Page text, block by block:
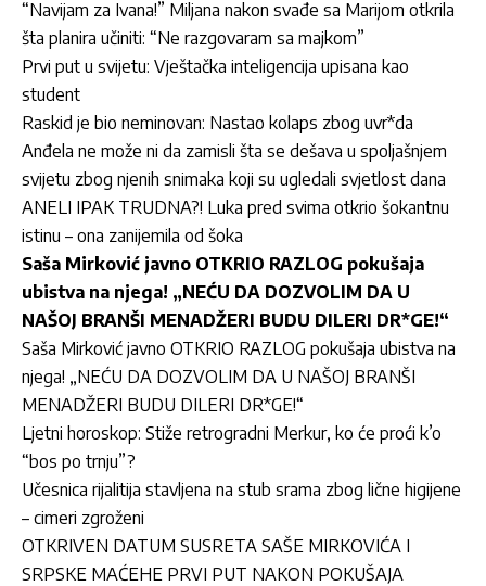
“Navijam za Ivana!” Miljana nakon svađe sa Marijom otkrila
šta planira učiniti: “Ne razgovaram sa majkom”
Prvi put u svijetu: Vještačka inteligencija upisana kao
student
Raskid je bio neminovan: Nastao kolaps zbog uvr*da
Anđela ne može ni da zamisli šta se dešava u spoljašnjem
svijetu zbog njenih snimaka koji su ugledali svjetlost dana
ANELI IPAK TRUDNA?! Luka pred svima otkrio šokantnu
istinu – ona zanijemila od šoka
Saša Mirković javno OTKRIO RAZLOG pokušaja
ubistva na njega! „NEĆU DA DOZVOLIM DA U
NAŠOJ BRANŠI MENADŽERI BUDU DILERI DR*GE!“
Saša Mirković javno OTKRIO RAZLOG pokušaja ubistva na
njega! „NEĆU DA DOZVOLIM DA U NAŠOJ BRANŠI
MENADŽERI BUDU DILERI DR*GE!“
Ljetni horoskop: Stiže retrogradni Merkur, ko će proći k’o
“bos po trnju”?
Učesnica rijalitija stavljena na stub srama zbog lične higijene
– cimeri zgroženi
OTKRIVEN DATUM SUSRETA SAŠE MIRKOVIĆA I
SRPSKE MAĆEHE PRVI PUT NAKON POKUŠAJA